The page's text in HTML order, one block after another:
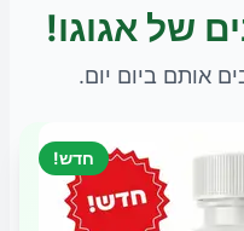
של אגוגו!
אותם ביום יום.
חדש!